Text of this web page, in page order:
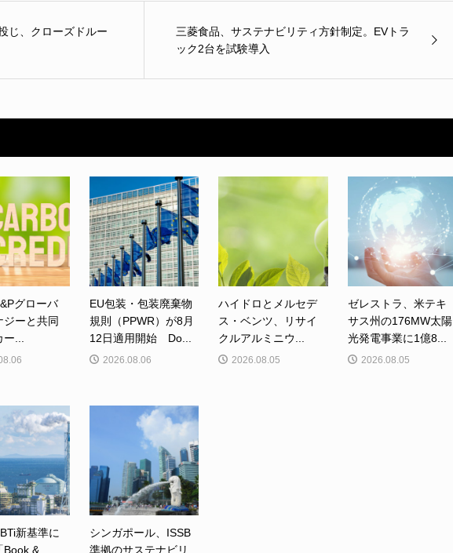
じ、クローズドルー
三菱食品、サステナビリティ方針制定。EVトラ
ック2台を試験導入
グローバ
ジーと共同
ー...
EU包装・包装廃棄物
規則（PPWR）が8月
12日適用開始 Do...
2026.08.06
ハイドロとメルセデ
ス・ベンツ、リサイ
クルアルミニウ...
2026.08.05
ゼレストラ、米テキ
サス州の176MW太陽
光発電事業に1億8...
2026.08.05
新基準に
&
シンガポール、ISSB
準拠のサステナビリ